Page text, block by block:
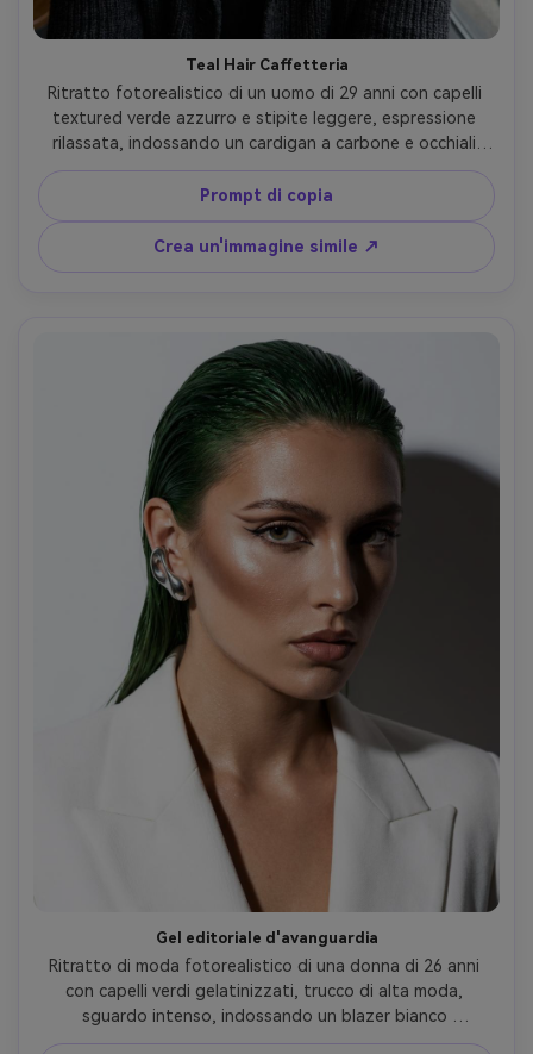
Teal Hair Caffetteria
Ritratto fotorealistico di un uomo di 29 anni con capelli
textured verde azzurro e stipite leggere, espressione
rilassata, indossando un cardigan a carbone e occhiali
rotondi, seduta accogliente della finestra della
caffetteria, morbida luce della finestra con caldi interni
pratici, Fujifilm GFX 100S, 80mm f/1.7, medio primo piano,
profondità di campo bassa, umore sincero intimo, toni
della pelle accurati, dettagli dei capelli freschi, alta
Prompt di copia
Crea un'immagine simile ↗
Gel editoriale d'avanguardia
Ritratto di moda fotorealistico di una donna di 26 anni
con capelli verdi gelatinizzati, trucco di alta moda,
sguardo intenso, indossando un blazer bianco
strutturato e audaci braccioli d'orecchio argentati, studio